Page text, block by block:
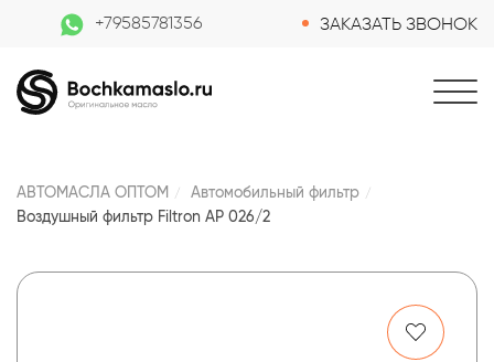
+79585781356 ЗАКАЗАТЬ ЗВОНОК
АВТОМАСЛА ОПТОМ
Автомобильный фильтр
Воздушный фильтр Filtron AP 026/2